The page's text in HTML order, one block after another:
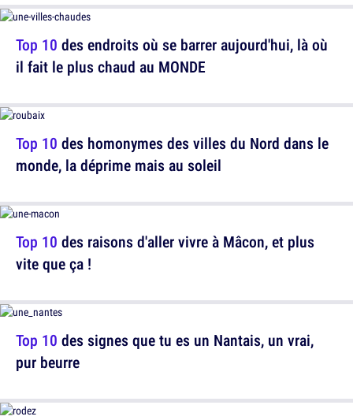
Top 10 des endroits où se barrer aujourd'hui, là où
il fait le plus chaud au MONDE
Top 10 des raisons d'aller vivre à Mâcon, et plus
vite que ça !
Top 10 des homonymes des villes du Nord dans le
monde, la déprime mais au soleil
Top 10 des signes que tu es un Nantais, un vrai,
pur beurre